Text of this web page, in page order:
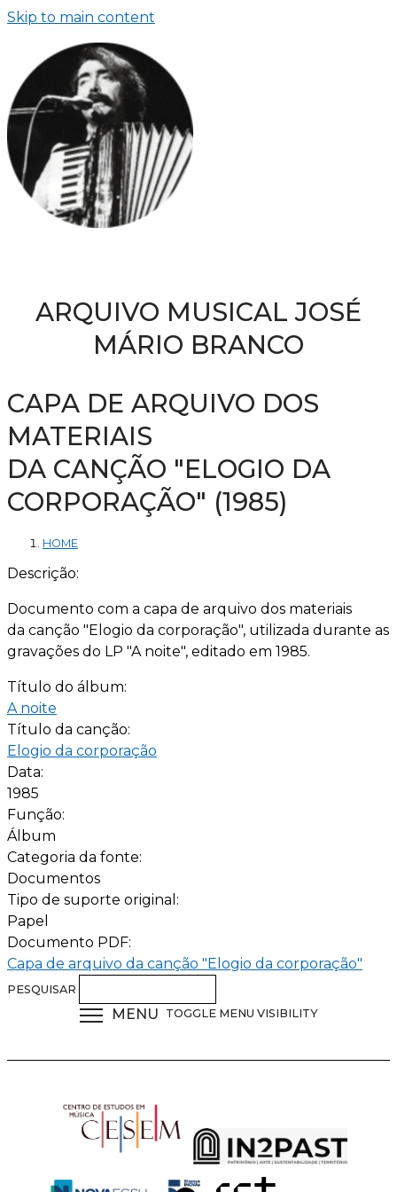
Skip to main content
ARQUIVO MUSICAL JOSÉ
MÁRIO BRANCO
CAPA DE ARQUIVO DOS
MATERIAIS
DA CANÇÃO "ELOGIO DA
CORPORAÇÃO" (1985)
HOME
Descrição:
Documento com a capa de arquivo dos materiais
da canção "Elogio da corporação", utilizada durante as
gravações do LP "A noite", editado em 1985.
Título do álbum:
A noite
Título da canção:
Elogio da corporação
Data:
1985
Função:
Álbum
Categoria da fonte:
Documentos
Tipo de suporte original:
Papel
Documento PDF:
Capa de arquivo da canção "Elogio da corporação"
PESQUISAR
MENU TOGGLE MENU VISIBILITY